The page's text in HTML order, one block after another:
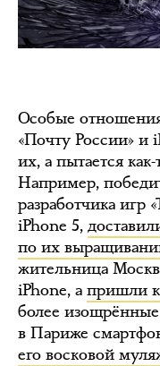
Особые
«Почту России» и
их, а пытается
Например,
разработчика игр
iPhone 5,
по их
жительница
iPhone, а пришли
более
в Париже
его восковой